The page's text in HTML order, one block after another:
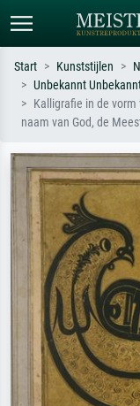
Standaard
Zoek op kunstenaar, titel
Hokusai-golf,
Start Kunststijlen
Unbekannt
Kalligrafie in de
naam van God, de